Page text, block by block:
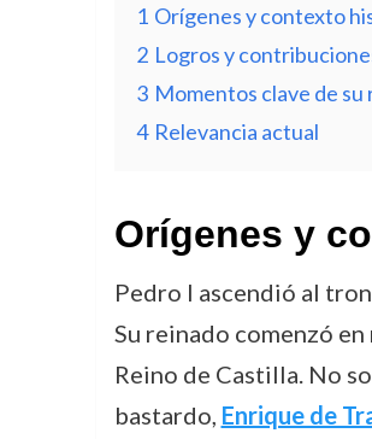
1 Orígenes y contexto
2 Logros y
3 Momentos clave de su
4 Relevancia actual
Orígenes y
Pedro I ascendió al
Su reinado comenzó
Reino de Castilla. No
bastardo, Enrique de